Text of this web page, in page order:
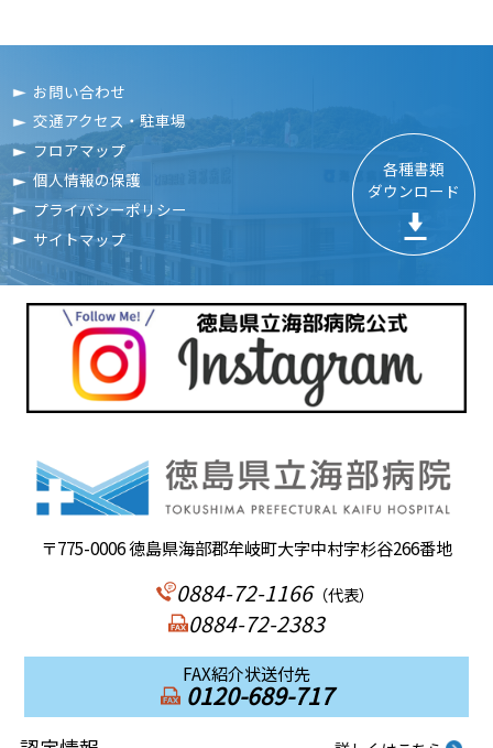
お問い合わせ
交通アクセス・駐車場
フロアマップ
個人情報の保護
プライバシーポリシー
サイトマップ
各種書類
ダウンロード
〒775-0006 徳島県海部郡牟岐町大字中村字杉谷266番地
0884-72-1166（代表）
0884-72-2383
FAX紹介状送付先
0120-689-717